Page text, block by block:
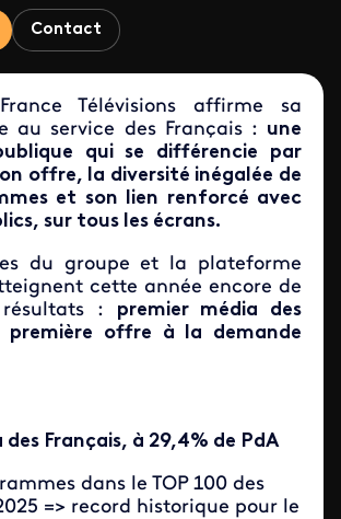
Contact
Télévisions affirme sa
au service des Français : une
qui se différencie par
offre, la diversité inégalée de
et son lien renforcé avec
sur tous les écrans.
du groupe et la plateforme
cette année encore de
: premier média des
première offre à la demande
des Français, à 29,4% de PdA
dans le TOP 100 des
=> record historique pour le